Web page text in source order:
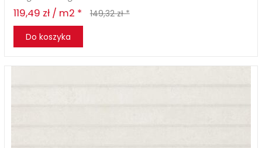
119,49 zł / m2 *
149,32 zł *
Do koszyka